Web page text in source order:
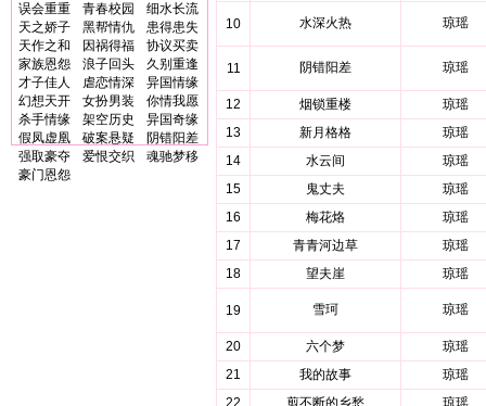
误会重重
青春校园
细水长流
天之娇子
黑帮情仇
患得患失
天作之和
因祸得福
协议买卖
家族恩怨
浪子回头
久别重逢
才子佳人
虐恋情深
异国情缘
幻想天开
女扮男装
你情我愿
杀手情缘
架空历史
异国奇缘
假凤虚凰
破案悬疑
阴错阳差
强取豪夺
爱恨交织
魂驰梦移
豪门恩怨
10 水深火热 琼瑶
11 阴错阳差 琼瑶
12 烟锁重楼
琼瑶
13
新月格格
琼瑶
14
水云间
琼瑶
15
鬼丈夫
琼瑶
16
梅花烙
琼瑶
17
青青河边草
琼瑶
18
望夫崖 琼瑶
19 雪珂 琼瑶
20 六个梦
琼瑶
21
我的故事
琼瑶
22
剪不断的乡愁
琼瑶